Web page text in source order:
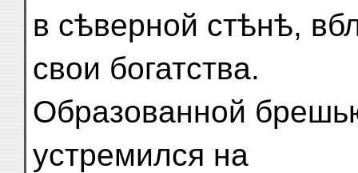
в сѣверной стѣнѣ,
свои богатства.
Образованной
устремился на